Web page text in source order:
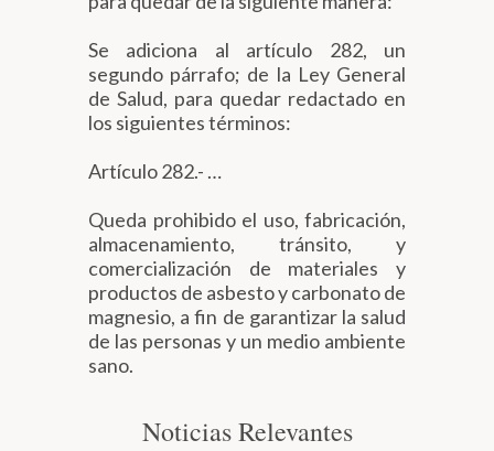
Se adiciona al artículo 282, un
segundo párrafo; de la Ley General
de Salud, para quedar redactado en
los siguientes términos:
Artículo 282.- …
Queda prohibido el uso, fabricación,
almacenamiento, tránsito, y
comercialización de materiales y
productos de asbesto y carbonato de
magnesio, a fin de garantizar la salud
de las personas y un medio ambiente
sano.
Noticias Relevantes